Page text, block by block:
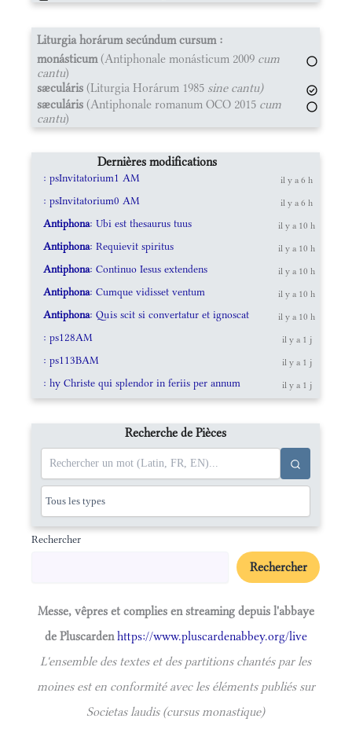
Liturgia horárum secúndum cursum :
monásticum(Antiphonale monásticum 2009 cum
cantu)
sæculáris (Liturgia Horárum 1985 sine cantu)
sæculáris (Antiphonale romanum OCO 2015 cum
cantu)
Dernières modifications
: psInvitatorium1 AM il y a 6 h
: psInvitatorium0 AM il y a 6 h
Antiphona: Ubi est thesaurus tuus il y a 10 h
Antiphona: Requievit spiritus il y a 10 h
Antiphona: Continuo Iesus extendens il y a 10 h
Antiphona: Cumque vidisset ventum il y a 10 h
Antiphona: Quis scit si convertatur et ignoscat il y a 10 h
: ps128AM il y a 1 j
: ps113BAM il y a 1 j
: hy Christe qui splendor in feriis per annum il y a 1 j
Recherche de Pièces
Rechercher
Rechercher
Messe, vêpres et complies en streaming depuis l'abbaye
de Pluscardenhttps://www.pluscardenabbey.org/live
L'ensemble des textes et des partitions chantés par les
moines est en conformité avec les éléments publiés sur
Societas laudis (cursus monastique)